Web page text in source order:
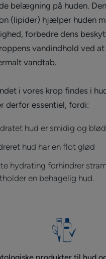
belægning på huden.
(lipider) hjælper huden
forbedre dens
vandindhold ved
vandtab.
i vores krop findes i
derfor essentiel, fordi:
hud er smidig og blød
hud har en flot glød
hydrating forhindrer
en behagelig hud.